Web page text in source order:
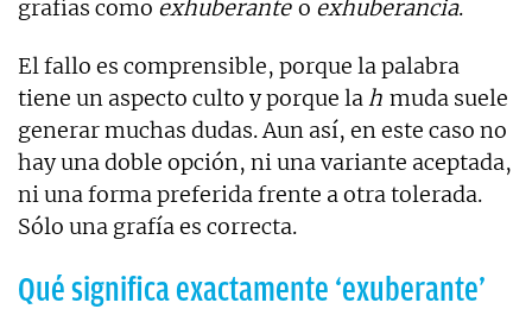
grafías como exhuberante o exhuberancia.
El fallo es comprensible, porque la palabra
tiene un aspecto culto y porque lah muda suele
generar muchas dudas. Aun así, en este caso no
hay una doble opción, ni una variante aceptada,
ni una forma preferida frente a otra tolerada.
Sólo una grafía es correcta.
Qué significa exactamente ‘exuberante’